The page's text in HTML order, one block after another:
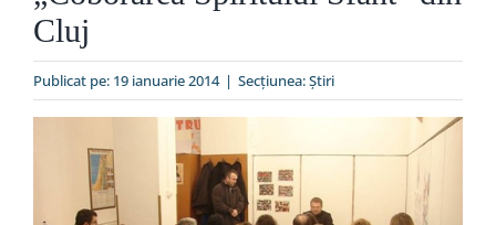
Special
Cluj
Publicat pe: 19 ianuarie 2014 | Secțiunea:Ştiri